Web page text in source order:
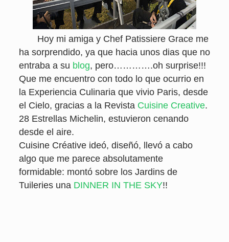
Hoy mi amiga y Chef Patissiere Grace me
ha sorprendido, ya que hacia unos dias que no
entraba a su blog, pero………….oh surprise!!!
Que me encuentro con todo lo que ocurrio en
la Experiencia Culinaria que vivio Paris, desde
el Cielo, gracias a la Revista Cuisine Creative.
28 Estrellas Michelin, estuvieron cenando
desde el aire.
Cuisine Créative ideó, diseñó, llevó a cabo
algo que me parece absolutamente
formidable: montó sobre los Jardins de
Tuileries una DINNER IN THE SKY!!